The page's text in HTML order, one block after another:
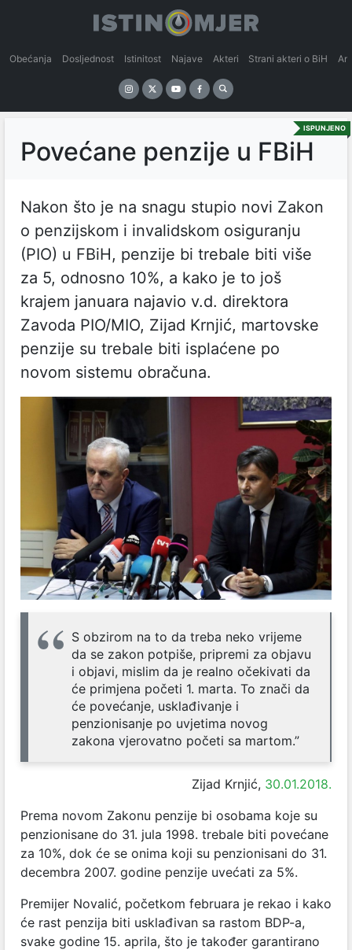
Obećanja Dosljednost Istinitost Najave Akteri Strani akteri o BiH
ISPUNJENO
Povećane penzije u FBiH
Nakon što je na snagu stupio novi Zakon
o penzijskom i invalidskom osiguranju
(PIO) u FBiH, penzije bi trebale biti više
za 5, odnosno 10%, a kako je to još
krajem januara najavio v.d. direktora
Zavoda PIO/MIO, Zijad Krnjić, martovske
penzije su trebale biti isplaćene po
novom sistemu obračuna.
S obzirom na to da treba neko vrijeme
da se zakon potpiše, pripremi za objavu
i objavi, mislim da je realno očekivati da
će primjena početi 1. marta. To znači da
će povećanje, usklađivanje i
penzionisanje po uvjetima novog
zakona vjerovatno početi sa martom.”
Zijad Krnjić, 30.01.2018.
Prema novom Zakonu penzije bi osobama koje su
penzionisane do 31. jula 1998. trebale biti povećane
za 10%, dok će se onima koji su penzionisani do 31.
decembra 2007. godine penzije uvećati za 5%.
Premijer Novalić, početkom februara je rekao i kako
će rast penzija biti usklađivan sa rastom BDP-a,
svake godine 15. aprila, što je također garantirano